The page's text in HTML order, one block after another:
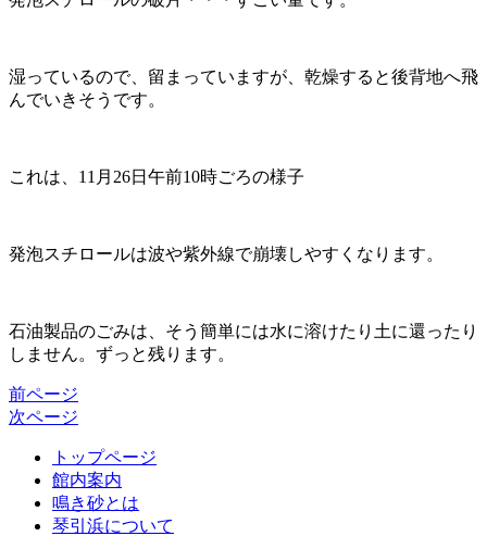
湿っているので、留まっていますが、乾燥すると後背地へ飛
んでいきそうです。
これは、11月26日午前10時ごろの様子
発泡スチロールは波や紫外線で崩壊しやすくなります。
石油製品のごみは、そう簡単には水に溶けたり土に還ったり
しません。ずっと残ります。
前ページ
次ページ
トップページ
館内案内
鳴き砂とは
琴引浜について